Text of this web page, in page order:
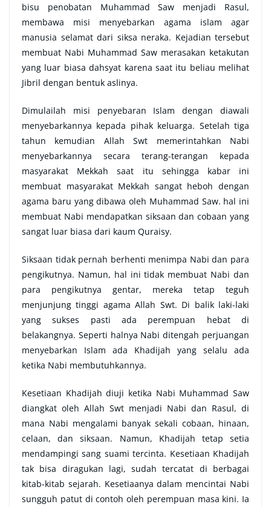
bisu penobatan Muhammad Saw menjadi Rasul,
membawa misi menyebarkan agama islam agar
manusia selamat dari siksa neraka. Kejadian tersebut
membuat Nabi Muhammad Saw merasakan ketakutan
yang luar biasa dahsyat karena saat itu beliau melihat
Jibril dengan bentuk aslinya.
Dimulailah misi penyebaran Islam dengan diawali
menyebarkannya kepada pihak keluarga. Setelah tiga
tahun kemudian Allah Swt memerintahkan Nabi
menyebarkannya secara terang-terangan kepada
masyarakat Mekkah saat itu sehingga kabar ini
membuat masyarakat Mekkah sangat heboh dengan
agama baru yang dibawa oleh Muhammad Saw. hal ini
membuat Nabi mendapatkan siksaan dan cobaan yang
sangat luar biasa dari kaum Quraisy.
Siksaan tidak pernah berhenti menimpa Nabi dan para
pengikutnya. Namun, hal ini tidak membuat Nabi dan
para pengikutnya gentar, mereka tetap teguh
menjunjung tinggi agama Allah Swt. Di balik laki-laki
yang sukses pasti ada perempuan hebat di
belakangnya. Seperti halnya Nabi ditengah perjuangan
menyebarkan Islam ada Khadijah yang selalu ada
ketika Nabi membutuhkannya.
Kesetiaan Khadijah diuji ketika Nabi Muhammad Saw
diangkat oleh Allah Swt menjadi Nabi dan Rasul, di
mana Nabi mengalami banyak sekali cobaan, hinaan,
celaan, dan siksaan. Namun, Khadijah tetap setia
mendampingi sang suami tercinta. Kesetiaan Khadijah
tak bisa diragukan lagi, sudah tercatat di berbagai
kitab-kitab sejarah. Kesetiaanya dalam mencintai Nabi
sungguh patut di contoh oleh perempuan masa kini. Ia